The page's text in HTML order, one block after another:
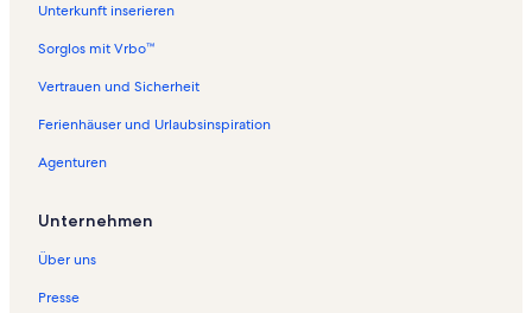
Unterkunft inserieren
Sorglos mit Vrbo™
Vertrauen und Sicherheit
Ferienhäuser und Urlaubsinspiration
Agenturen
Unternehmen
Über uns
Presse